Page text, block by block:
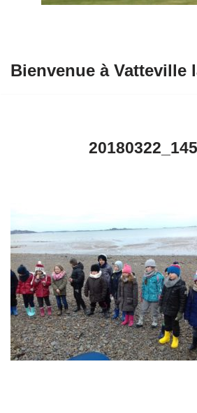
Bienvenue à Vatteville